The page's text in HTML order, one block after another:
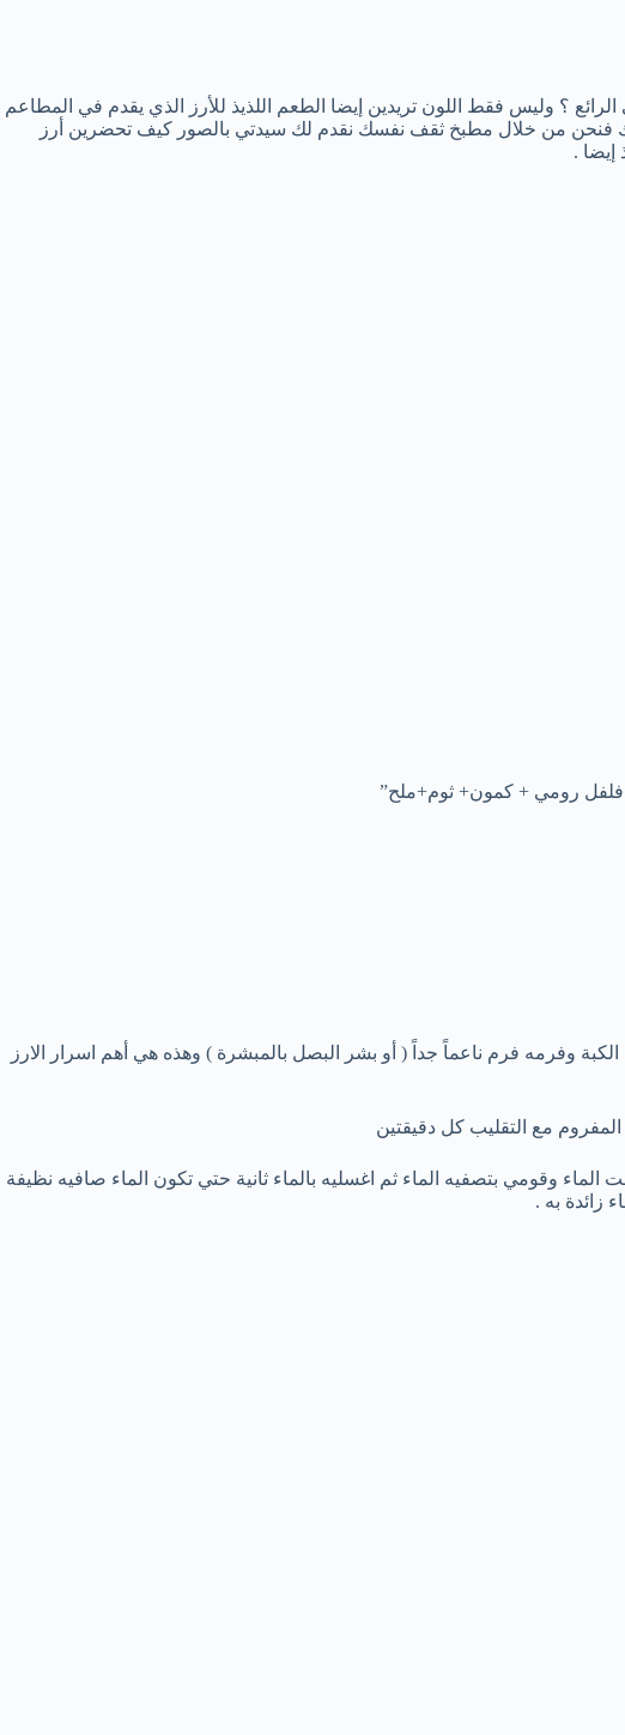
الرائع ؟ وليس فقط اللون تريدين إيضا الطعم اللذيذ للأرز الذي يقدم في المطاعم
من خلال مطبخ ثقف نفسك نقدم لك سيدتي بالصور كيف تحضرين أرز
إيضا .
فلفل رومي + كمون+ ثوم+ملح”
وفرمه فرم ناعماً جداً ( أو بشر البصل بالمبشرة ) وهذه هي أهم اسرار الارز
وقومي بتصفيه الماء ثم اغسليه بالماء ثانية حتي تكون الماء صافيه نظيفة
زائدة به .